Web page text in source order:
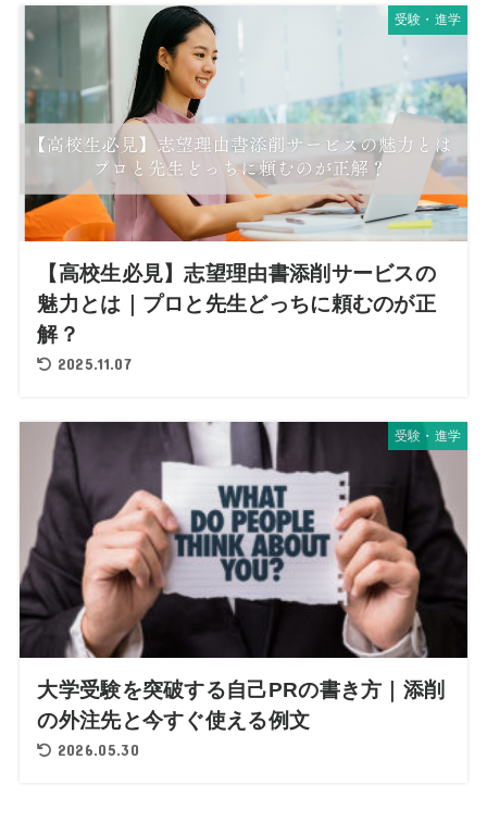
受験・進学
【高校生必見】志望理由書添削サービスの
魅力とは｜プロと先生どっちに頼むのが正
解？
2025.11.07
受験・進学
大学受験を突破する自己PRの書き方｜添削
の外注先と今すぐ使える例文
2026.05.30